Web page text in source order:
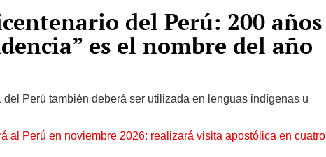
del Perú: 200 años
es el nombre del año
Perú también deberá ser utilizada en lenguas indígenas u
al Perú en noviembre 2026: realizará visita apostólica en cuatro